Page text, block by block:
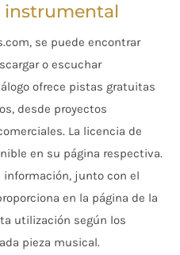
instrumental
se puede encontrar
o escuchar
ofrece pistas gratuitas
desde proyectos
La licencia de
en su página respectiva.
información, junto con el
en la página de la
utilización según los
pieza musical.